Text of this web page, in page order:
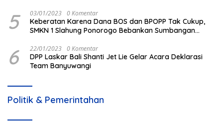
5 03/01/2023 0 Komentar
Keberatan Karena Dana BOS dan BPOPP Tak Cukup,
SMKN 1 Slahung Ponorogo Bebankan Sumbangan
6 22/01/2023 0 Komentar
DPP Laskar Bali Shanti Jet Lie Gelar Acara Deklarasi
Team Banyuwangi
Politik & Pemerintahan